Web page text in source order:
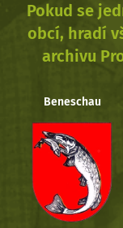
Pokud se
obcí, hradí
archivu
Beneschau